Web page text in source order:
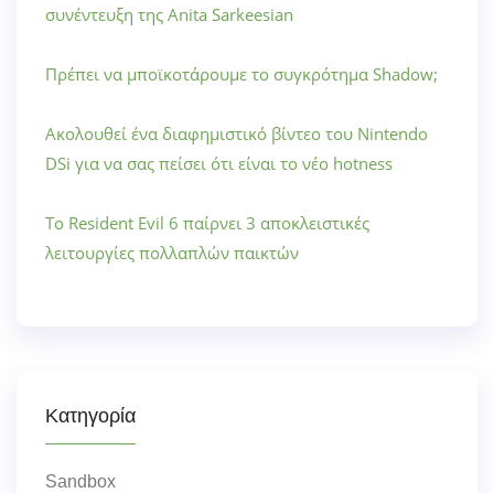
συνέντευξη της Anita Sarkeesian
Πρέπει να μποϊκοτάρουμε το συγκρότημα Shadow;
Ακολουθεί ένα διαφημιστικό βίντεο του Nintendo
DSi για να σας πείσει ότι είναι το νέο hotness
Το Resident Evil 6 παίρνει 3 αποκλειστικές
λειτουργίες πολλαπλών παικτών
Κατηγορία
Sandbox